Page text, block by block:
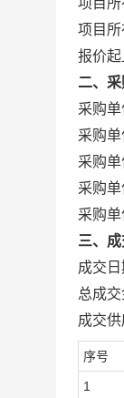
项目
项目
报价
二、
采购
采购
采购
采购
采购
三、
成交日
总成
成交
序号
1